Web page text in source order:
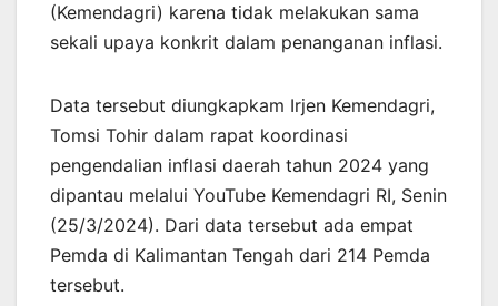
(Kemendagri) karena tidak melakukan sama
sekali upaya konkrit dalam penanganan inflasi.
Data tersebut diungkapkam Irjen Kemendagri,
Tomsi Tohir dalam rapat koordinasi
pengendalian inflasi daerah tahun 2024 yang
dipantau melalui YouTube Kemendagri RI, Senin
(25/3/2024). Dari data tersebut ada empat
Pemda di Kalimantan Tengah dari 214 Pemda
tersebut.